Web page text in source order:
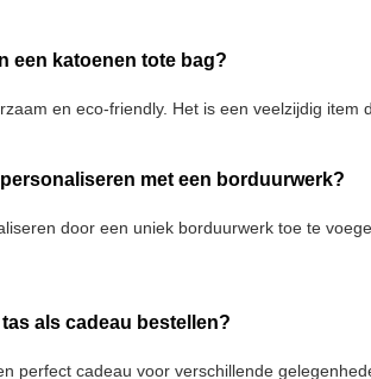
een katoenen tote bag?
en eco-friendly. Het is een veelzijdig
met een borduurwerk?
door een uniek borduurwerk toe te
als cadeau bestellen?
perfect cadeau voor verschillende